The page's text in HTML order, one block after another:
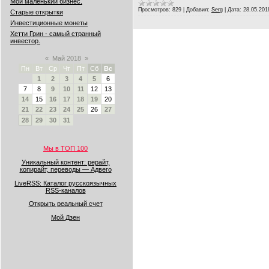
Старые открытки
Инвестиционные монеты
Хетти Грин - самый странный
инвестор.
« Май 2018 »
Пн
Вт Ср Чт Пт Сб
Вс
1
2 3 4 5
6
7
8 9 10 11 12
13
14
15 16 17 18 19
20
21
22 23 24 25 26
27
28
29 30 31
Мы в ТОП 100
Уникальный контент: рерайт,
копирайт, переводы — Адвего
LiveRSS: Каталог русскоязычных
RSS-каналов
Открыть реальный счет
Мой Дзен
Просмотров: 829 Добавил: Serg Дата: